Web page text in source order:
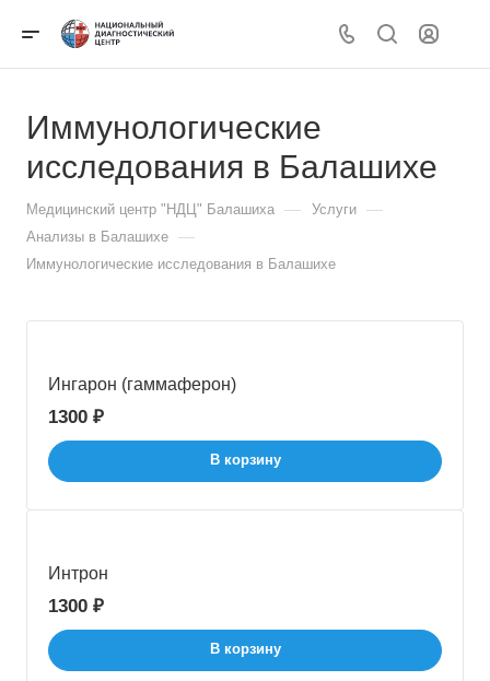
Иммунологические
исследования в Балашихе
Медицинский центр "НДЦ" Балашиха — Услуги —
Анализы в Балашихе —
Иммунологические исследования в Балашихе
Ингарон (гаммаферон)
1300 ₽
В корзину
Интрон
1300 ₽
В корзину